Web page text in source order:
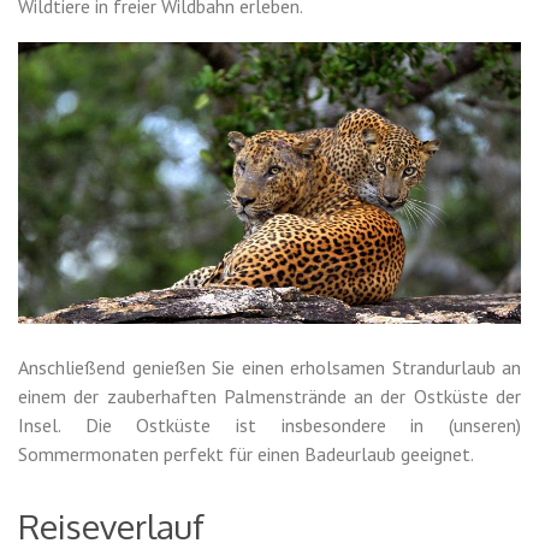
Wildtiere in freier Wildbahn erleben.
Anschließend genießen Sie einen erholsamen Strandurlaub an
einem der zauberhaften Palmenstrände an der Ostküste der
Insel. Die Ostküste ist insbesondere in (unseren)
Sommermonaten perfekt für einen Badeurlaub geeignet.
Reiseverlauf